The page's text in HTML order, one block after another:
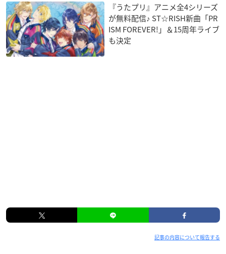
『うたプリ』アニメ全4シリーズ
が無料配信♪ ST☆RISH新曲「PR
ISM FOREVER!」＆15周年ライブ
も決定
記事の内容について報告する